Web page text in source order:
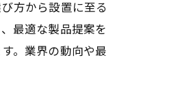
方から設置に至る
最適な製品提案を
。業界の動向や最